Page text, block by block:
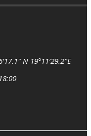
N 19°11’29.2″E